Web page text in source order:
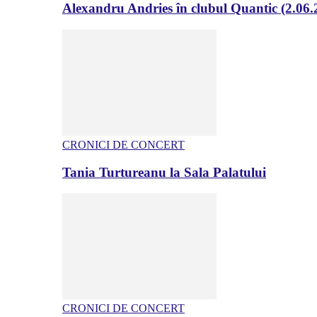
Alexandru Andries în clubul Quantic
CRONICI DE CONCERT
Tania Turtureanu la Sala Palatului
CRONICI DE CONCERT